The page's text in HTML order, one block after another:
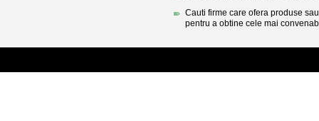
Cauti firme care ofera produse
pentru a obtine cele mai